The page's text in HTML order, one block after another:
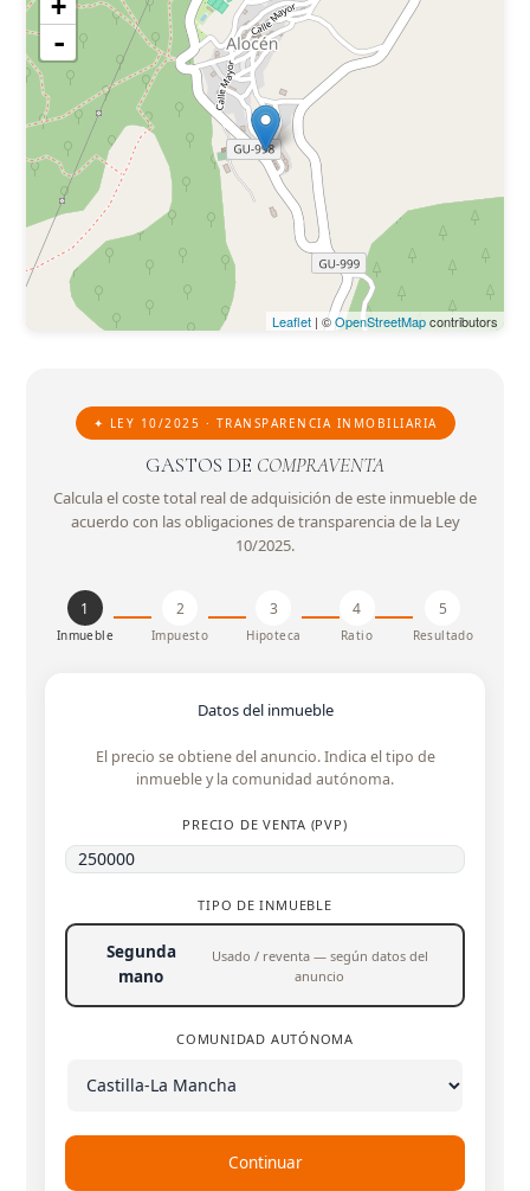
+
-
Leaflet| ©OpenStreetMapcontributors
✦ LEY 10/2025 · TRANSPARENCIA INMOBILIARIA
GASTOS DE COMPRAVENTA
Calcula el coste total real de adquisición de este inmueble de
acuerdo con las obligaciones de transparencia de la Ley
10/2025.
1
Inmueble
2
Impuesto
3
Hipoteca
4
Ratio
5
Resultado
Datos del inmueble
El precio se obtiene del anuncio. Indica el tipo de
inmueble y la comunidad autónoma.
PRECIO DE VENTA (PVP)
TIPO DE INMUEBLE
Segunda
mano
Usado / reventa — según datos del
anuncio
COMUNIDAD AUTÓNOMA
Continuar